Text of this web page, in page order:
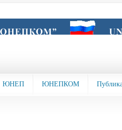
ЮНЕП ЮНЕПКОМ